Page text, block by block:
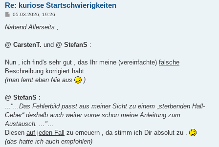
Re: kuriose Startschwierigkeiten
B
i
a
05.03.2026, 19:26
Nabend Allerseits ,
@ CarstenT. und @ StefanS :
Nun , ich find's sehr gut , das Ihr meine (vereinfachte) falsche
Beschreibung korrigiert habt .
(man lernt eben Nie aus
)
@ StefanS :
..."...Das Fehlerbild passt aus meiner Sicht zu einem „sterbenden Hall-
Geber“ deshalb auch weiter vorne schon meine Anleitung zum
Austausch. ..."...
Diesen auf jeden Fall zu erneuern , da stimm ich Dir absolut zu .
(das hatte ich auch empfohlen)